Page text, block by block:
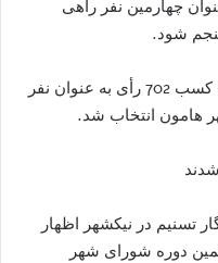
چهارمین نفر راهی
شود.
پرندوار اضافه کرد: علیرضا نوری نیز با کسب 702 رأی به عنوان نفر
هامون انتخاب شد.
تسنیم در نیکشهر اظهار
دوره شورای شهر